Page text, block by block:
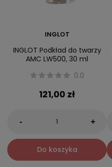
INGLOT
INGLOT Podkład do twarzy
AMC LW500, 30 ml
0.0
121,00 zł
- +
Do koszyka